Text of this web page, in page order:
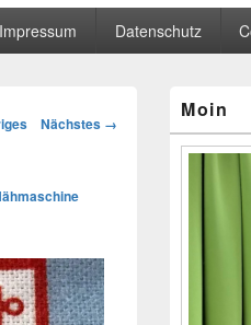
Impressum Datenschutz
Nächstes →
Seitenleisten-
Moin